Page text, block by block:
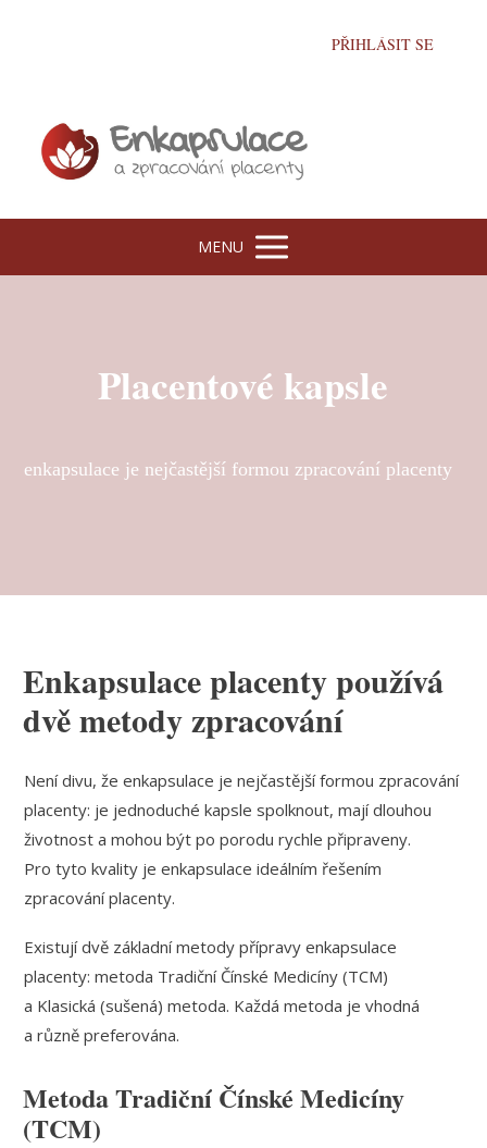
PŘIHLÁSIT SE
MENU
Placentové kapsle
enkapsulace je nejčastější formou zpracování placenty
Enkapsulace placenty používá
dvě metody zpracování
Není divu, že enkapsulace je nejčastější formou zpracování
placenty: je jednoduché kapsle spolknout, mají dlouhou
životnost a mohou být po porodu rychle připraveny.
Pro tyto kvality je enkapsulace ideálním řešením
zpracování placenty.
Existují dvě základní metody přípravy enkapsulace
placenty: metoda Tradiční Čínské Medicíny (TCM)
a Klasická (sušená) metoda. Každá metoda je vhodná
a různě preferována.
Metoda Tradiční Čínské Medicíny
(TCM)